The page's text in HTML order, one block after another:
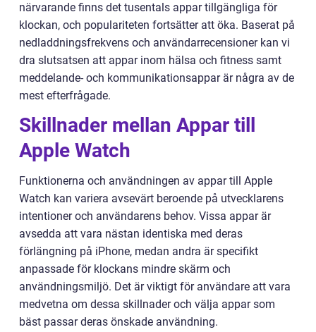
närvarande finns det tusentals appar tillgängliga för
klockan, och populariteten fortsätter att öka. Baserat på
nedladdningsfrekvens och användarrecensioner kan vi
dra slutsatsen att appar inom hälsa och fitness samt
meddelande- och kommunikationsappar är några av de
mest efterfrågade.
Skillnader mellan Appar till
Apple Watch
Funktionerna och användningen av appar till Apple
Watch kan variera avsevärt beroende på utvecklarens
intentioner och användarens behov. Vissa appar är
avsedda att vara nästan identiska med deras
förlängning på iPhone, medan andra är specifikt
anpassade för klockans mindre skärm och
användningsmiljö. Det är viktigt för användare att vara
medvetna om dessa skillnader och välja appar som
bäst passar deras önskade användning.